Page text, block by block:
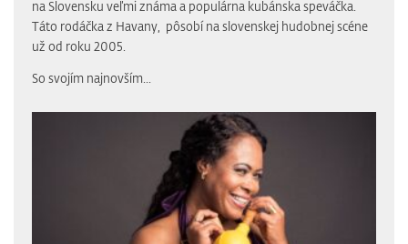
na Slovensku veľmi známa a populárna kubánska speváčka.
Táto rodáčka z Havany, pôsobí na slovenskej hudobnej scéne
už od roku 2005.
So svojím najnovším...